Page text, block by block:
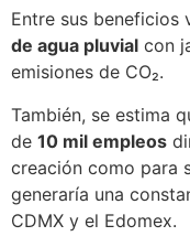
Entre sus beneficios
de agua pluvial con
emisiones de CO₂.
También, se estima
de 10 mil empleos
creación como para
generaría una
CDMX y el Edomex.